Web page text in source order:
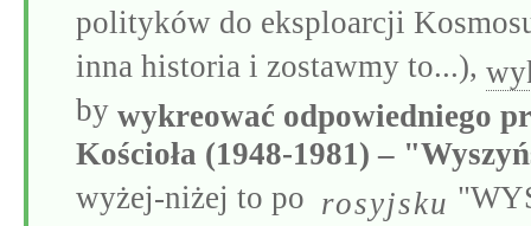
polityków do eksploarcji
inna historia i zostawmy to...),
by wykreować odpowiedniego
Kościoła (1948-1981) –
wyżej-niżej to po rosyjsku